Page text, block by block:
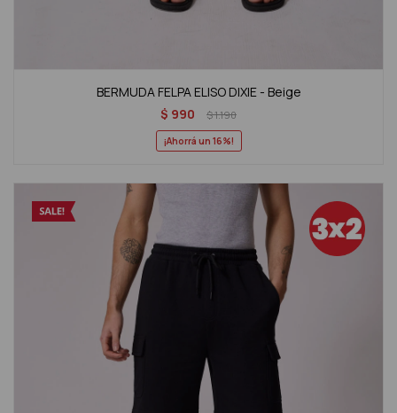
BERMUDA FELPA ELISO DIXIE - Beige
$ 990 $1.190
16